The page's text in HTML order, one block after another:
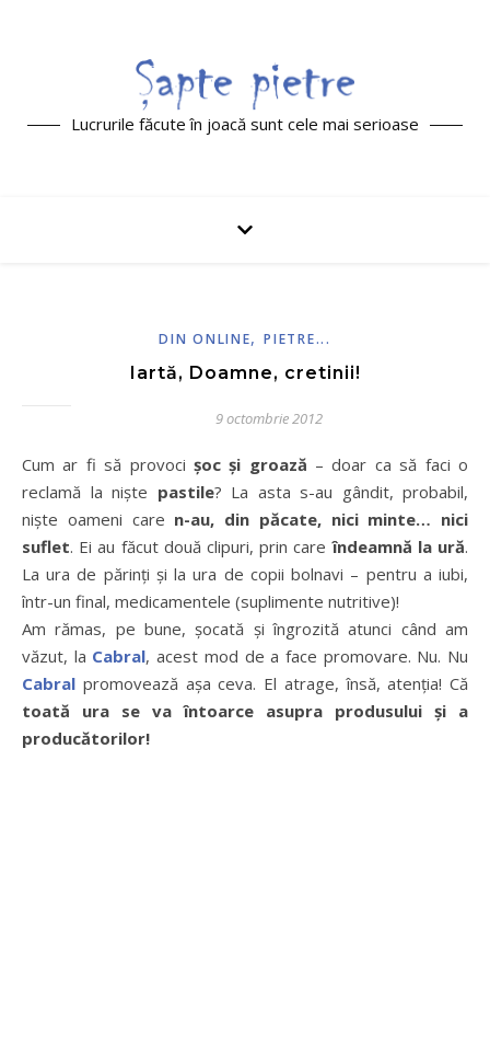
Lucrurile făcute în joacă sunt cele mai serioase
DIN ONLINE,PIETRE...
Iartă, Doamne, cretinii!
9 octombrie 2012
Cum ar fi să provoci şoc şi groază – doar ca să faci o
reclamă la nişte pastile? La asta s-au gândit, probabil,
nişte oameni care n-au, din păcate, nici minte… nici
suflet. Ei au făcut două clipuri, prin careîndeamnă la ură.
La ura de părinţi şi la ura de copii bolnavi – pentru a iubi,
într-un final, medicamentele (suplimente nutritive)!
Am rămas, pe bune, şocată şi îngrozită atunci când am
văzut, la Cabral, acest mod de a face promovare. Nu. Nu
Cabral promovează aşa ceva. El atrage, însă, atenţia! Că
toată ura se va întoarce asupra produsului şi a
producătorilor!